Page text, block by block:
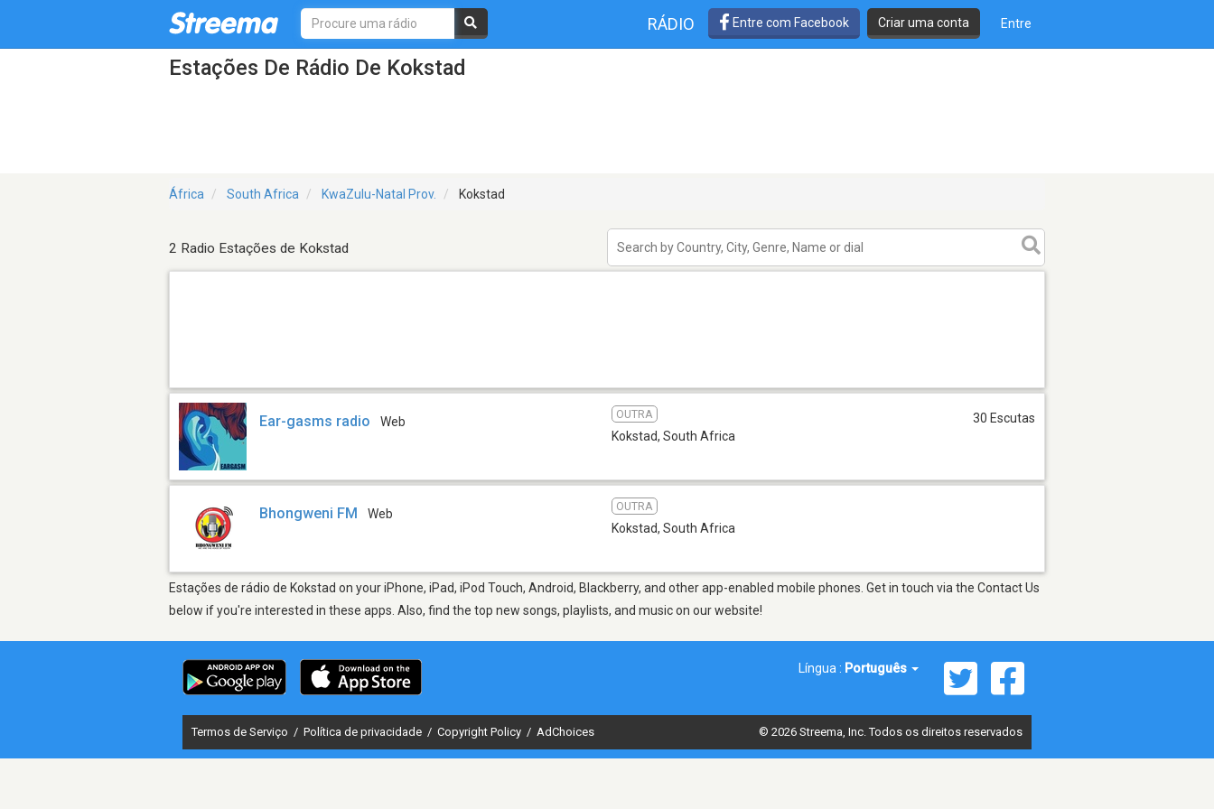
RÁDIO Entre com Facebook Criar uma conta Entre
Estações De Rádio De Kokstad
África South Africa KwaZulu-Natal Prov. Kokstad
2 Radio Estações de Kokstad
Ear-gasms radio Web
OUTRA
Kokstad, South Africa
30 Escutas
Bhongweni FM Web
OUTRA
Kokstad, South Africa
Estações de rádio de Kokstad on your iPhone, iPad, iPod Touch, Android, Blackberry, and other app-enabled mobile phones. Get in touch via the Contact Us
below if you're interested in these apps. Also, find the top new songs, playlists, and music on our website!
Língua : Português
Termos de Serviço / Política de privacidade / Copyright Policy / AdChoices © 2026 Streema, Inc. Todos os direitos reservados